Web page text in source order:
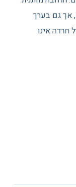
אך גם בערך
חרדה אינו